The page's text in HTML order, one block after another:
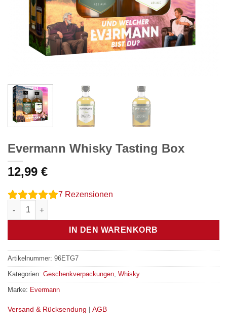
Evermann Whisky Tasting Box
12,99 €
7 Rezensionen
Evermann Whisky Tasting Box Menge
IN DEN WARENKORB
Artikelnummer: 96ETG7
Kategorien: Geschenkverpackungen, Whisky
Marke: Evermann
Versand & Rücksendung | AGB